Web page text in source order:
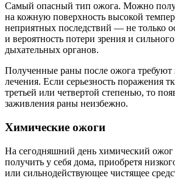
Самый опасный тип ожога. Можно
на кожную поверхность высокой
неприятных последствий — не только
и вероятность потери зрения и
дыхательных органов.
Полученные раны после ожога требуют
лечения. Если серьезность поражения
третьей или четвертой степенью, то
заживления раны неизбежно.
Химические ожоги
На сегодняшний день химический
получить у себя дома, приобретя
или сильнодействующее чистящее